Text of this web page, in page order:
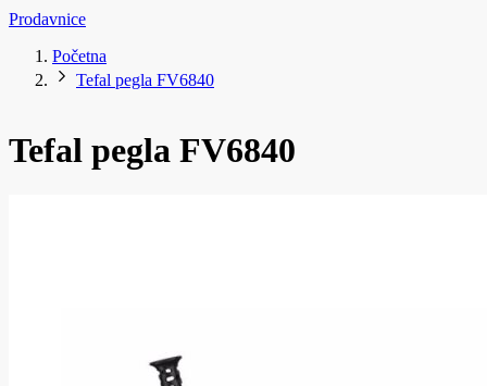
Prodavnice
Početna
Tefal pegla FV6840
Tefal pegla FV6840